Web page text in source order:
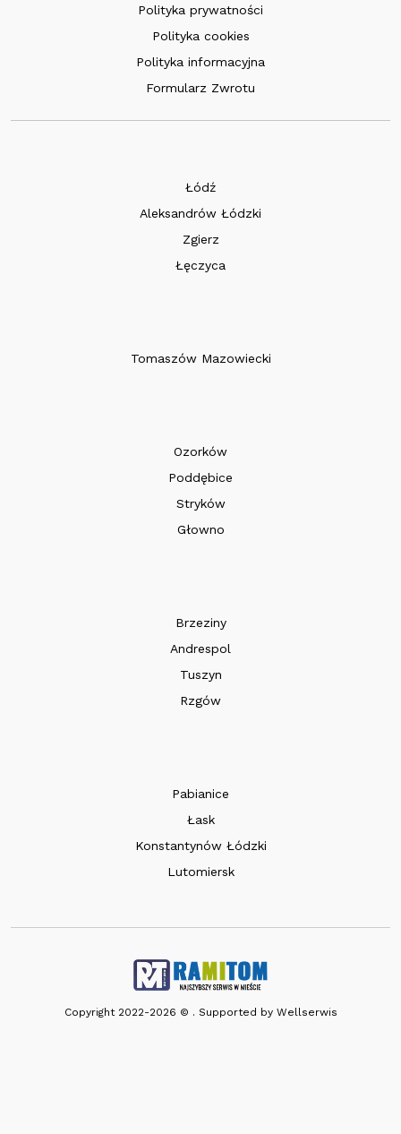
Polityka prywatności
Polityka cookies
Polityka informacyjna
Formularz Zwrotu
Łódź
Aleksandrów Łódzki
Zgierz
Łęczyca
Ozorków
Poddębice
Stryków
Głowno
Brzeziny
Andrespol
Tuszyn
Rzgów
Pabianice
Łask
Konstantynów Łódzki
Lutomiersk
Tomaszów Mazowiecki
Copyright 2022-2026 © . Supported by Wellserwis